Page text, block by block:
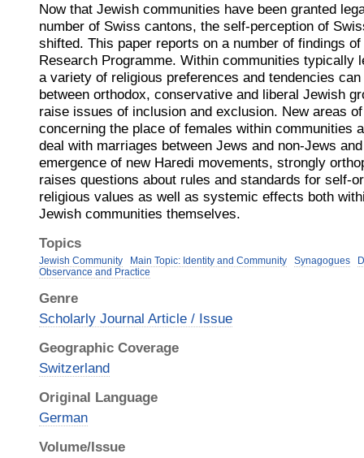
Now that Jewish communities have been granted
number of Swiss cantons, the self-perception of
shifted. This paper reports on a number of findings
Research Programme. Within communities typically
a variety of religious preferences and tendencies
between orthodox, conservative and liberal Jewish
raise issues of inclusion and exclusion. New areas
concerning the place of females within communities
deal with marriages between Jews and non-Jews
emergence of new Haredi movements, strongly
raises questions about rules and standards for self-
religious values as well as systemic effects both
Jewish communities themselves.
Topics
Jewish Community Main Topic: Identity and Community Synagogues
Observance and Practice
Genre
Scholarly Journal Article / Issue
Geographic Coverage
Switzerland
Original Language
German
Volume/Issue